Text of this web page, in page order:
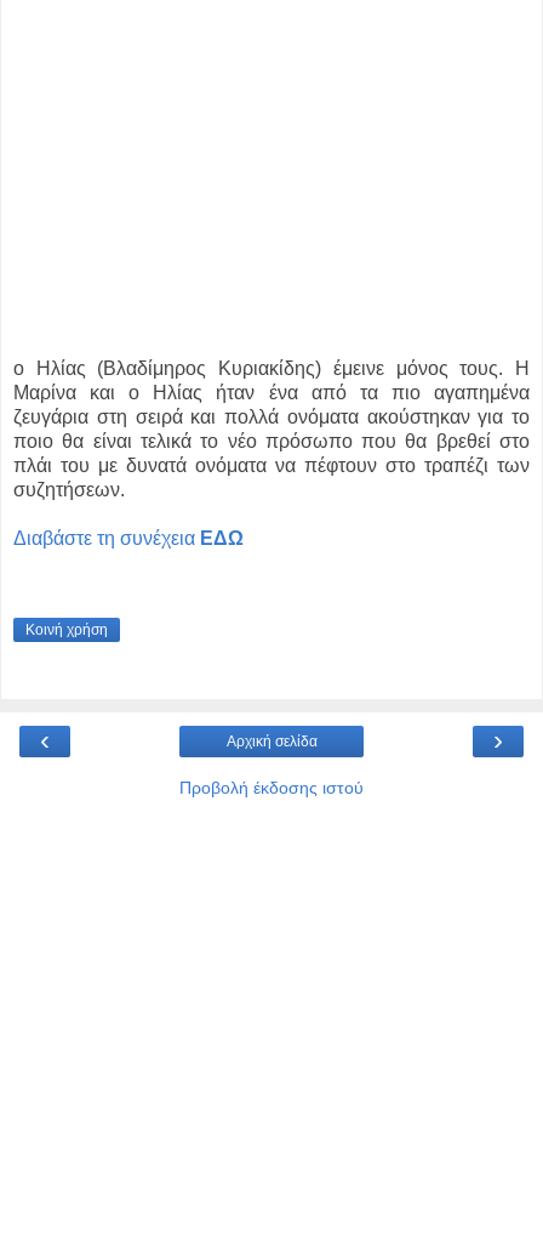
ο Ηλίας (Βλαδίμηρος Κυριακίδης) έμεινε μόνος τους. Η
Μαρίνα και ο Ηλίας ήταν ένα από τα πιο αγαπημένα
ζευγάρια στη σειρά και πολλά ονόματα ακούστηκαν για το
ποιο θα είναι τελικά το νέο πρόσωπο που θα βρεθεί στο
πλάι του με δυνατά ονόματα να πέφτουν στο τραπέζι των
συζητήσεων.
Διαβάστε τη συνέχεια ΕΔΩ
Κοινή χρήση
‹ ›
Αρχική σελίδα
Προβολή έκδοσης ιστού